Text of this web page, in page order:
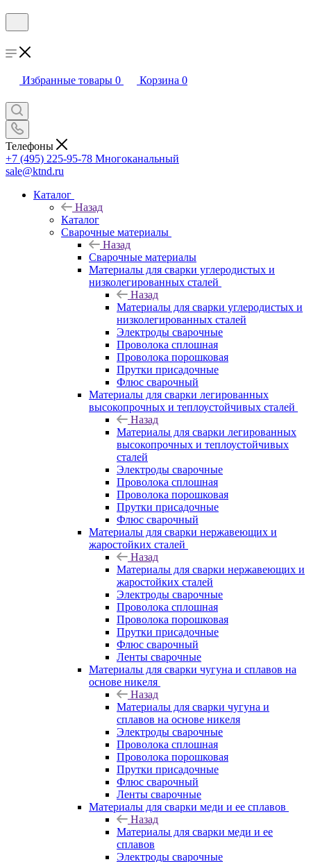
Избранные товары 0 Корзина 0
Телефоны
+7 (495) 225-95-78 Многоканальный
sale@ktnd.ru
Каталог
Назад
Каталог
Сварочные материалы
Назад
Сварочные материалы
Материалы для сварки углеродистых и
низколегированных сталей
Назад
Материалы для сварки углеродистых и
низколегированных сталей
Электроды сварочные
Проволока сплошная
Проволока порошковая
Прутки присадочные
Флюс сварочный
Материалы для сварки легированных
высокопрочных и теплоустойчивых сталей
Назад
Материалы для сварки легированных
высокопрочных и теплоустойчивых
сталей
Электроды сварочные
Проволока сплошная
Проволока порошковая
Прутки присадочные
Флюс сварочный
Материалы для сварки нержавеющих и
жаростойких сталей
Назад
Материалы для сварки нержавеющих и
жаростойких сталей
Электроды сварочные
Проволока сплошная
Проволока порошковая
Прутки присадочные
Флюс сварочный
Ленты сварочные
Материалы для сварки чугуна и сплавов на
основе никеля
Назад
Материалы для сварки чугуна и
сплавов на основе никеля
Электроды сварочные
Проволока сплошная
Проволока порошковая
Прутки присадочные
Флюс сварочный
Ленты сварочные
Материалы для сварки меди и ее сплавов
Назад
Материалы для сварки меди и ее
сплавов
Электроды сварочные